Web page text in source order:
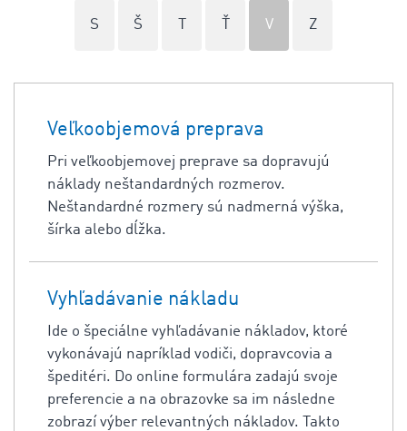
S Š V Z
Veľkoobjemová preprava
Pri veľkoobjemovej preprave sa dopravujú
náklady neštandardných rozmerov.
Neštandardné rozmery sú nadmerná výška,
šírka alebo dĺžka.
Vyhľadávanie nákladu
Ide o špeciálne vyhľadávanie nákladov, ktoré
vykonávajú napríklad vodiči, dopravcovia a
špeditéri. Do online formulára zadajú svoje
preferencie a na obrazovke sa im následne
zobrazí výber relevantných nákladov. Takto